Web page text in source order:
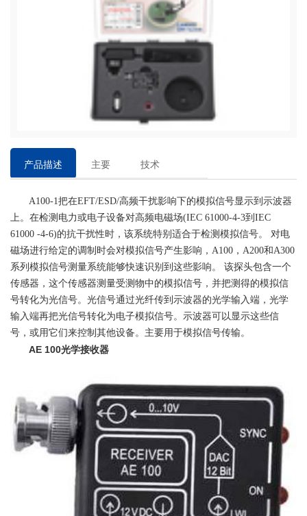
产品描述
主要
技术
A100-1把在EFT/ESD/高频干扰影响下的模拟信号显示到示波器
上。在检测电力或电子设备对高频电磁场(IEC 61000-4-3到IEC
61000 -4-6)的抗干扰性时，该系统特别适合于检测模拟信号。 对电
磁场进行给定的调制时会对模拟信号产生影响，A100，A200和A300
系列模拟信号测量系统能够快速识别到这些影响。 该探头包含一个
传感器，这个传感器测量受测物中的模拟信号，并把测得的模拟信
号转化为光信号。光信号通过光纤传到示波器的光学输入端，光学
输入端再把光信号转化为电子模拟信号。示波器可以显示这些信
号，或用它们来控制其他设备。主要用于模拟信号传输。
AE 100光学接收器